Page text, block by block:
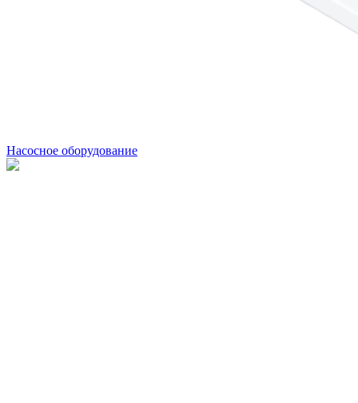
Насосное оборудование